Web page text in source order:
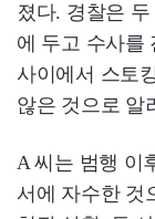
졌다. 경찰은
에 두고 수사를
사이에서 스토
않은 것으로 알
A 씨는 범행 이
서에 자수한 것